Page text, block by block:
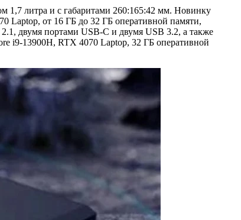
1,7 литра и с габаритами 260:165:42 мм. Новинку
Laptop, от 16 ГБ до 32 ГБ оперативной памяти,
двумя портами USB-C и двумя USB 3.2, а также
i9-13900H, RTX 4070 Laptop, 32 ГБ оперативной